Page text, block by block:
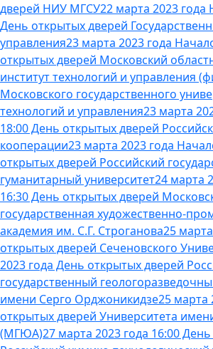
дверей НИУ МГСУ22 марта 2023 года
День открытых дверей
управления23 марта 2023 года
открытых дверей Московский
институт технологий и управления
Московского государственного
технологий и управления23 марта
18:00 День открытых дверей
кооперации23 марта 2023 года
открытых дверей Российский
гуманитарный университет24 марта
16:30 День открытых дверей
государственная художественно-
академия им. С.Г. Строганова25
открытых дверей Сеченовского
2023 года День открытых дверей
государственный
имени Серго Орджоникидзе25 марта
открытых дверей Университета
(МГЮА)27 марта 2023 года 16:00